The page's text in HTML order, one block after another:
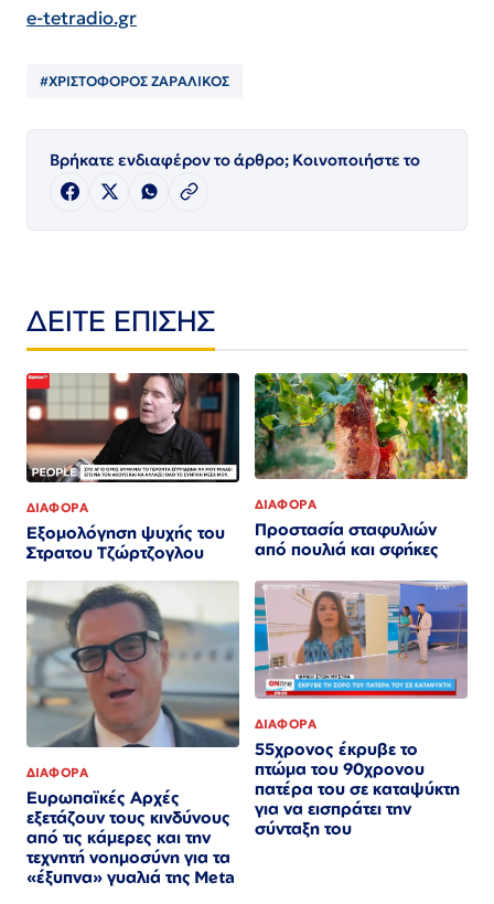
e-tetradio.gr
#ΧΡΙΣΤΟΦΟΡΟΣ ΖΑΡΑΛΙΚΟΣ
Βρήκατε ενδιαφέρον το άρθρο; Κοινοποιήστε το
ΔΕΙΤΕ ΕΠΙΣΗΣ
ΔΙΑΦΟΡΑ
Εξομολόγηση ψυχής του
Στρατου Τζώρτζογλου
ΔΙΑΦΟΡΑ
Προστασία σταφυλιών
από πουλιά και σφήκες
ΔΙΑΦΟΡΑ
Ευρωπαϊκές Αρχές
εξετάζουν τους κινδύνους
από τις κάμερες και την
τεχνητή νοημοσύνη για τα
«έξυπνα» γυαλιά της Meta
ΔΙΑΦΟΡΑ
55χρονος έκρυβε το
πτώμα του 90χρονου
πατέρα του σε καταψύκτη
για να εισπράτει την
σύνταξη του